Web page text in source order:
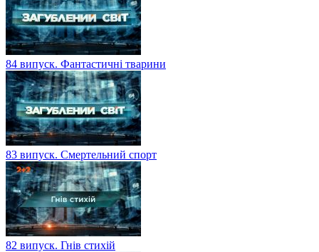
84 випуск. Фантастичні тварини
83 випуск. Смертельний спорт
82 випуск. Гнів стихій